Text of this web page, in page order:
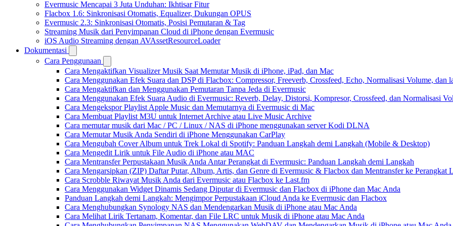
Evermusic Mencapai 3 Juta Unduhan: Ikhtisar Fitur
Flacbox 1.6: Sinkronisasi Otomatis, Equalizer, Dukungan OPUS
Evermusic 2.3: Sinkronisasi Otomatis, Posisi Pemutaran & Tag
Streaming Musik dari Penyimpanan Cloud di iPhone dengan Evermusic
iOS Audio Streaming dengan AVAssetResourceLoader
Dokumentasi
Cara Penggunaan
Cara Mengaktifkan Visualizer Musik Saat Memutar Musik di iPhone, iPad, dan Mac
Cara Menggunakan Efek Suara dan DSP di Flacbox: Compressor, Freeverb, Crossfeed, Echo, Normalisasi Volume, dan
Cara Mengaktifkan dan Menggunakan Pemutaran Tanpa Jeda di Evermusic
Cara Menggunakan Efek Suara Audio di Evermusic: Reverb, Delay, Distorsi, Kompresor, Crossfeed, dan Normalisasi
Cara Mengekspor Playlist Apple Music dan Memutarnya di Evermusic di Mac
Cara Membuat Playlist M3U untuk Internet Archive atau Live Music Archive
Cara memutar musik dari Mac / PC / Linux / NAS di iPhone menggunakan server Kodi DLNA
Cara Memutar Musik Anda Sendiri di iPhone Menggunakan CarPlay
Cara Mengubah Cover Album untuk Trek Lokal di Spotify: Panduan Langkah demi Langkah (Mobile & Desktop)
Cara Mengedit Lirik untuk File Audio di iPhone atau MAC
Cara Mentransfer Perpustakaan Musik Anda Antar Perangkat di Evermusic: Panduan Langkah demi Langkah
Cara Mengarsipkan (ZIP) Daftar Putar, Album, Artis, dan Genre di Evermusic & Flacbox dan Mentransfer ke Perangkat
Cara Scrobble Riwayat Musik Anda dari Evermusic atau Flacbox ke Last.fm
Cara Menggunakan Widget Dinamis Sedang Diputar di Evermusic dan Flacbox di iPhone dan Mac Anda
Panduan Langkah demi Langkah: Mengimpor Perpustakaan iCloud Anda ke Evermusic dan Flacbox
Cara Menghubungkan Synology NAS dan Mendengarkan Musik di iPhone atau Mac Anda
Cara Melihat Lirik Tertanam, Komentar, dan File LRC untuk Musik di iPhone atau Mac Anda